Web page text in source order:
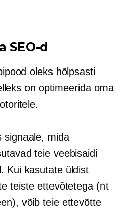
SEO-d
oleks hõlpsasti
on optimeerida oma
signaale, mida
teie veebisaidi
Kui kasutate üldist
teiste ettevõtetega (nt
võib teie ettevõtte